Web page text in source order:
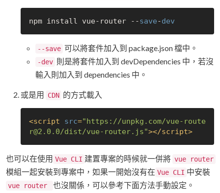
npm install vue-router --save-dev
--save 可以將套件加入到 package.json 檔中。
-dev 則是將套件加入到 devDependencies 中，若沒
輸入則加入到 dependencies 中。
或是用 CDN 的方式載入
<script src="https://unpkg.com/vue-route
r@2.0.0/dist/vue-router.js"></script>
也可以在使用 Vue CLI 建置專案的時候就一併將 vue router
模組一起安裝到專案中，如果一開始沒有在 Vue CLI 中安裝
vue router 也沒關係，可以參考下面方法手動設定。